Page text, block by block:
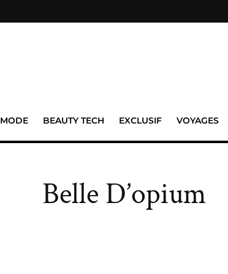
MODE BEAUTY TECH EXCLUSIF VOYAGES
Belle D’opium